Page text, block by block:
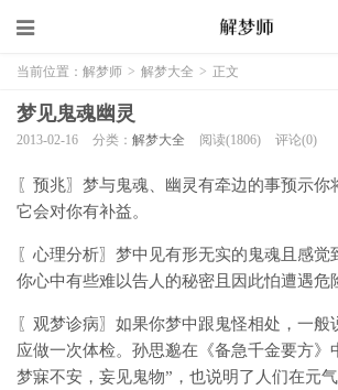
当前位置： 解梦师 > 解梦大全 > 正文
梦见鬼魂幽灵
2013-02-16 分类： 解梦大全 阅读(1806) 评论(0)
〖预兆〗梦与鬼魂、幽灵有牵边的事预示你
它会对你有补益。
〖心理分析〗梦中见有形无实的鬼魂且感觉
你心中有些难以告人的秘密且因此怕遭遇危
〖观梦诊病〗如果你梦中跟鬼怪相处，一般
应做一次体检。孙思邈在《备急千金要方》
梦寐不安，妄见鬼物”，也说明了人们在元